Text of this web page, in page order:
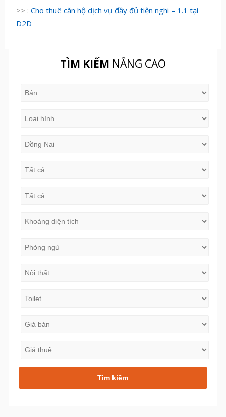
>> : Cho thuê căn hộ dịch vụ đầy đủ tiện nghi – 1.1 tại
D2D
TÌM KIẾM NÂNG CAO